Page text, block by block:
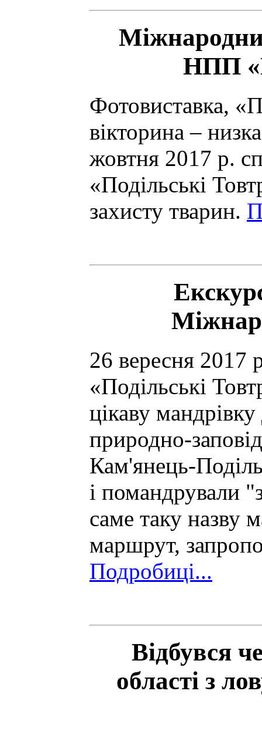
НПП
Фотовиставка,
вікторина –
жовтня 2017 р.
«Подільські
захисту тварин.
26 вересня
«Подільські
цікаву
природно-
Кам'янець-
і помандрували
саме таку назву
маршрут,
Подробиці...
Відбувся
області з